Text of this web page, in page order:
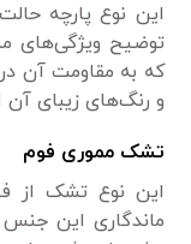
این نوع پارچه
توضیح ویژگی‌های
که به مقاومت آن
و رنگ‌های زیبای
تشک مموری فوم
این نوع تشک از
ماندگاری این